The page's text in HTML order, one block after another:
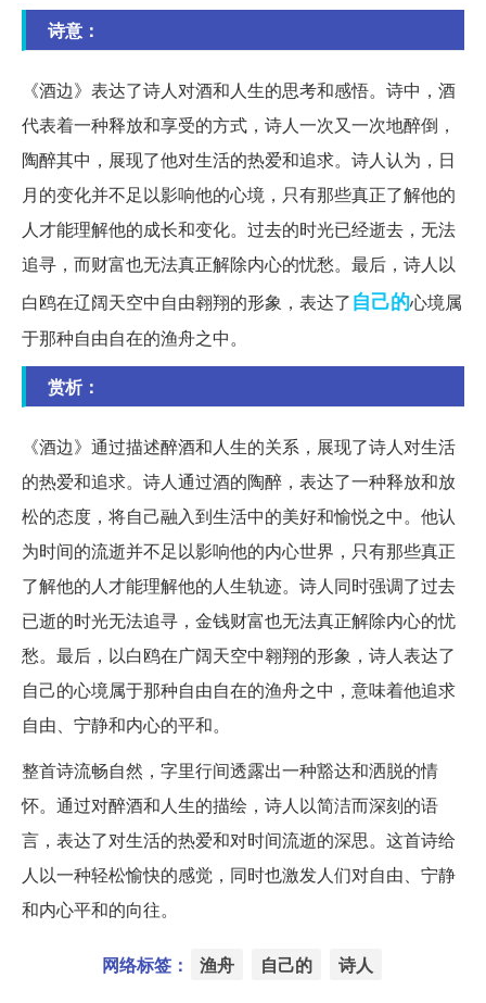
诗意：
《酒边》表达了诗人对酒和人生的思考和感悟。诗中，酒
代表着一种释放和享受的方式，诗人一次又一次地醉倒，
陶醉其中，展现了他对生活的热爱和追求。诗人认为，日
月的变化并不足以影响他的心境，只有那些真正了解他的
人才能理解他的成长和变化。过去的时光已经逝去，无法
追寻，而财富也无法真正解除内心的忧愁。最后，诗人以
白鸥在辽阔天空中自由翱翔的形象，表达了自己的心境属
于那种自由自在的渔舟之中。
赏析：
《酒边》通过描述醉酒和人生的关系，展现了诗人对生活
的热爱和追求。诗人通过酒的陶醉，表达了一种释放和放
松的态度，将自己融入到生活中的美好和愉悦之中。他认
为时间的流逝并不足以影响他的内心世界，只有那些真正
了解他的人才能理解他的人生轨迹。诗人同时强调了过去
已逝的时光无法追寻，金钱财富也无法真正解除内心的忧
愁。最后，以白鸥在广阔天空中翱翔的形象，诗人表达了
自己的心境属于那种自由自在的渔舟之中，意味着他追求
自由、宁静和内心的平和。
整首诗流畅自然，字里行间透露出一种豁达和洒脱的情
怀。通过对醉酒和人生的描绘，诗人以简洁而深刻的语
言，表达了对生活的热爱和对时间流逝的深思。这首诗给
人以一种轻松愉快的感觉，同时也激发人们对自由、宁静
和内心平和的向往。
网络标签： 渔舟 自己的 诗人